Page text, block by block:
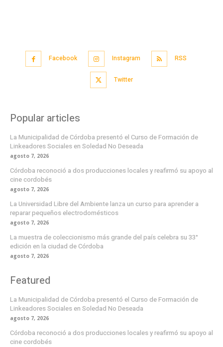
Facebook Instagram RSS
Twitter
Popular articles
La Municipalidad de Córdoba presentó el Curso de Formación de
Linkeadores Sociales en Soledad No Deseada
agosto 7, 2026
Córdoba reconoció a dos producciones locales y reafirmó su apoyo al
cine cordobés
agosto 7, 2026
La Universidad Libre del Ambiente lanza un curso para aprender a
reparar pequeños electrodomésticos
agosto 7, 2026
La muestra de coleccionismo más grande del país celebra su 33°
edición en la ciudad de Córdoba
agosto 7, 2026
Featured
La Municipalidad de Córdoba presentó el Curso de Formación de
Linkeadores Sociales en Soledad No Deseada
agosto 7, 2026
Córdoba reconoció a dos producciones locales y reafirmó su apoyo al
cine cordobés